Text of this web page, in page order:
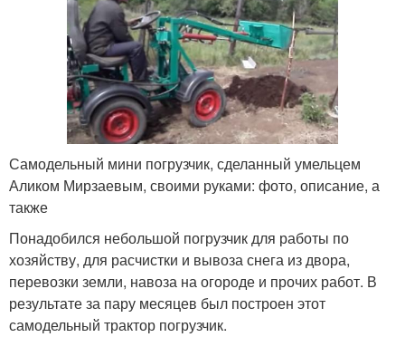
Самодельный мини погрузчик, сделанный умельцем
Аликом Мирзаевым, своими руками: фото, описание, а
также
Понадобился небольшой погрузчик для работы по
хозяйству, для расчистки и вывоза снега из двора,
перевозки земли, навоза на огороде и прочих работ. В
результате за пару месяцев был построен этот
самодельный трактор погрузчик.